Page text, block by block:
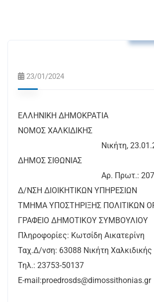
23/01/2024
ΕΛΛΗΝΙΚΗ ΔΗΜΟΚΡΑΤΙΑ
ΝΟΜΟΣ
Νικήτη,
ΔΗΜΟΣ
Aρ. Πρωτ.:
Δ/ΝΣΗ ΔΙΟΙΚΗΤΙΚΩΝ ΥΠΗΡΕΣΙΩΝ
ΤΜΗΜΑ ΥΠΟΣΤΗΡΙΞΗΣ ΠΟΛΙΤΙΚΩΝ
ΓΡΑΦΕΙΟ ΔΗΜΟΤΙΚΟΥ ΣΥΜΒΟΥΛΙΟΥ
Πληροφορίες: Κωτσίδη Αικατερίνη
Ταχ.Δ/νση: 63088 Νικήτη Χαλκιδικής
Τηλ.: 23753-50137
E-mail:proedrosds@dimossithonias.gr